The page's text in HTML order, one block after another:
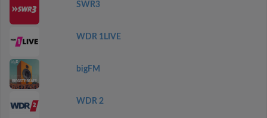
SWR3
WDR 1LIVE
bigFM
WDR 2